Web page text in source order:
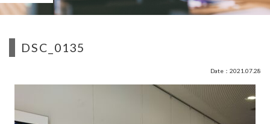
DSC_0135
Date：2021.07.28